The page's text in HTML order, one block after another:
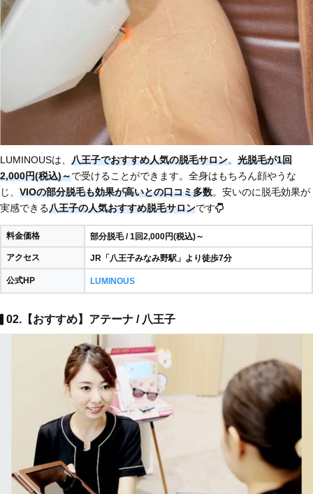
LUMINOUSは、 八王子でおすすめ人気の脱毛サロン。 光脱毛が1回
2,000円(税込)～で受けることができます。全身はもちろん顔やうな
じ、 VIOの部分脱毛も効果が高いとの口コミ多数。安いのに脱毛効果が
実感できる八王子の人気おすすめ脱毛サロンです
料金価格 部分脱毛 / 1回2,000円(税込)～
アクセス JR「八王子みなみ野駅」より徒歩7分
公式HP LUMINOUS
02.【おすすめ】アテーナ / 八王子